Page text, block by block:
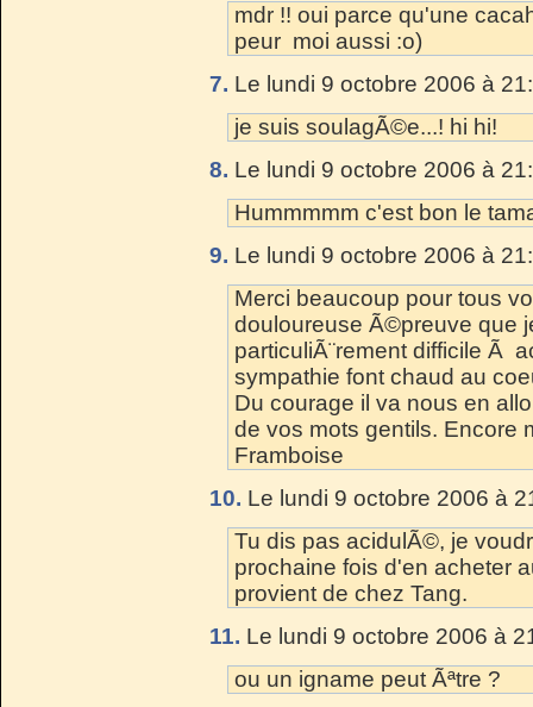
mdr !! oui parce qu'une
peur moi aussi :o)
7. Le lundi 9 octobre 2006 à
je suis soulagÃ©e...! hi hi!
8. Le lundi 9 octobre 2006 à
Hummmmm c'est bon le
9. Le lundi 9 octobre 2006 à
Merci beaucoup pour tous
douloureuse Ã©preuve que
particuliÃ¨rement difficile Ã
sympathie font chaud au
Du courage il va nous en
de vos mots gentils. Encore
Framboise
10. Le lundi 9 octobre 2006 à
Tu dis pas acidulÃ©, je
prochaine fois d'en acheter
provient de chez Tang.
11. Le lundi 9 octobre 2006 à
ou un igname peut Ãªtre ?